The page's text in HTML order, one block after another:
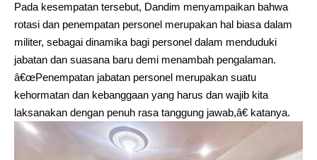
Pada kesempatan tersebut, Dandim menyampaikan bahwa
rotasi dan penempatan personel merupakan hal biasa dalam
militer, sebagai dinamika bagi personel dalam menduduki
jabatan dan suasana baru demi menambah pengalaman.
â€œPenempatan jabatan personel merupakan suatu
kehormatan dan kebanggaan yang harus dan wajib kita
laksanakan dengan penuh rasa tanggung jawab,â€ katanya.